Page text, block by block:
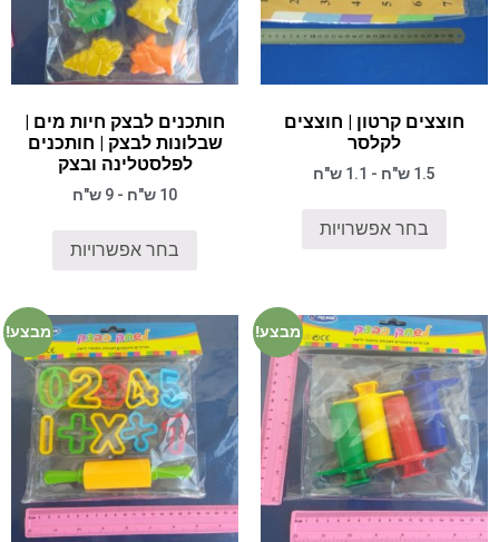
חוצצים קרטון | חוצצים
לקלסר
1.5 ש"ח - 1.1 ש"ח
בחר אפשרויות
חותכנים לבצק חיות מים |
שבלונות לבצק | חותכנים
לפלסטלינה ובצק
10 ש"ח - 9 ש"ח
בחר אפשרויות
מבצע! מבצע!